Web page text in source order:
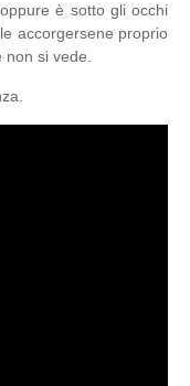
è sotto gli occhi
accorgersene proprio
si vede.